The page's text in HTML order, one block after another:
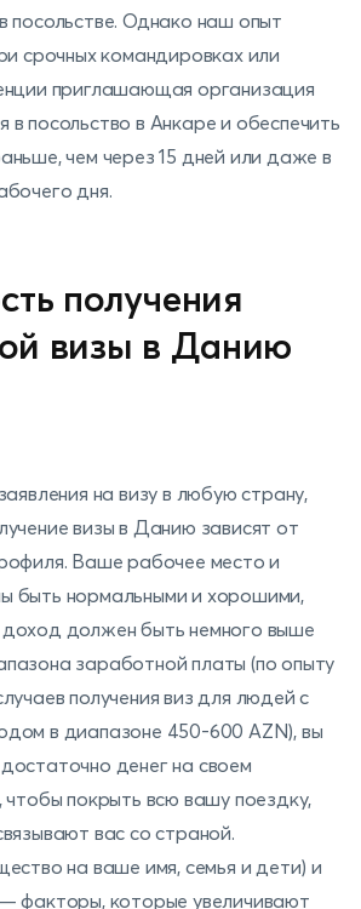
посольстве. Однако наш опыт
срочных командировках или
приглашающая организация
посольство в Анкаре и обеспечить
чем через 15 дней или даже в
дня.
получения
визы в Данию
на визу в любую страну,
визы в Данию зависят от
Ваше рабочее место и
быть нормальными и хорошими,
должен быть немного выше
заработной платы (по опыту
получения виз для людей с
в диапазоне 450-600 AZN), вы
денег на своем
чтобы покрыть всю вашу поездку,
вас со страной.
на ваше имя, семья и дети) и
факторы, которые увеличивают